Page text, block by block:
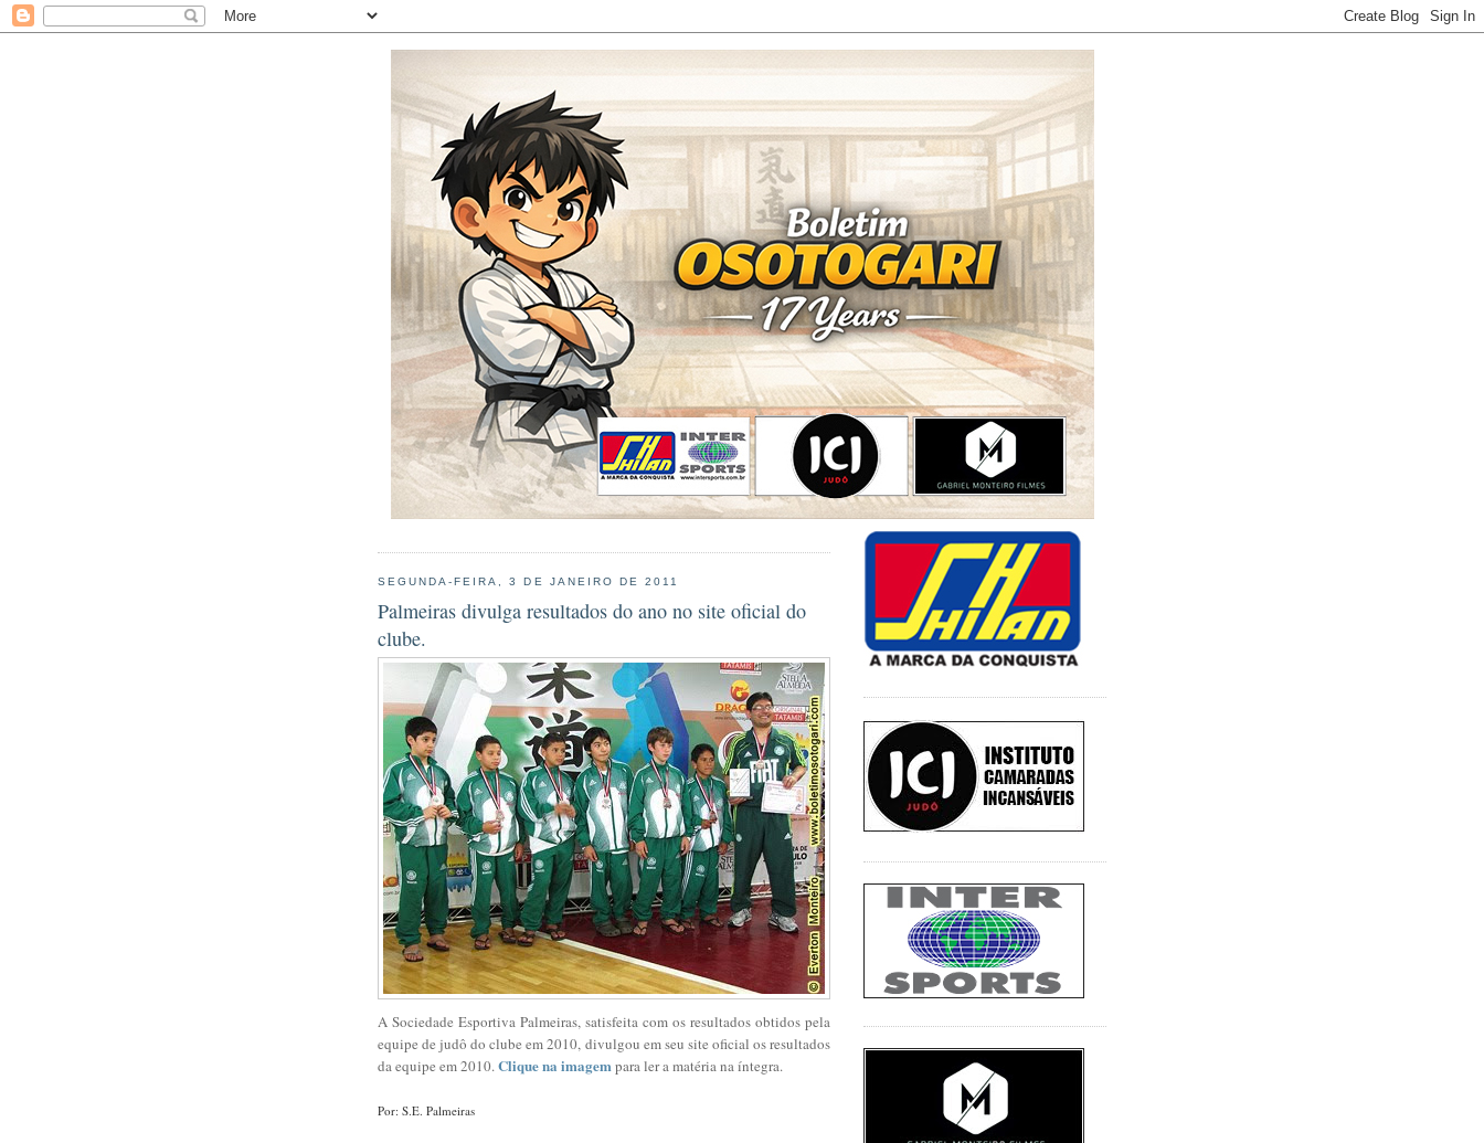
SEGUNDA-FEIRA, 3 DE JANEIRO DE 2011
Palmeiras divulga resultados do ano no site oficial do
clube.
A Sociedade Esportiva Palmeiras, satisfeita com os resultados obtidos pela
equipe de judô do clube em 2010, divulgou em seu site oficial os resultados
da equipe em 2010. Clique na imagem para ler a matéria na íntegra.
Por: S.E. Palmeiras